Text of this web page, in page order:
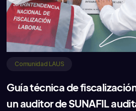
Comunidad LAUS
Guía técnica de
un auditor de SUNAFIL